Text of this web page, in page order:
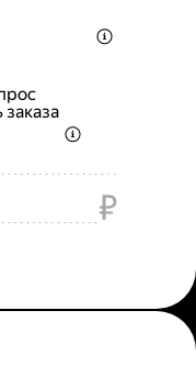
заказа
₽